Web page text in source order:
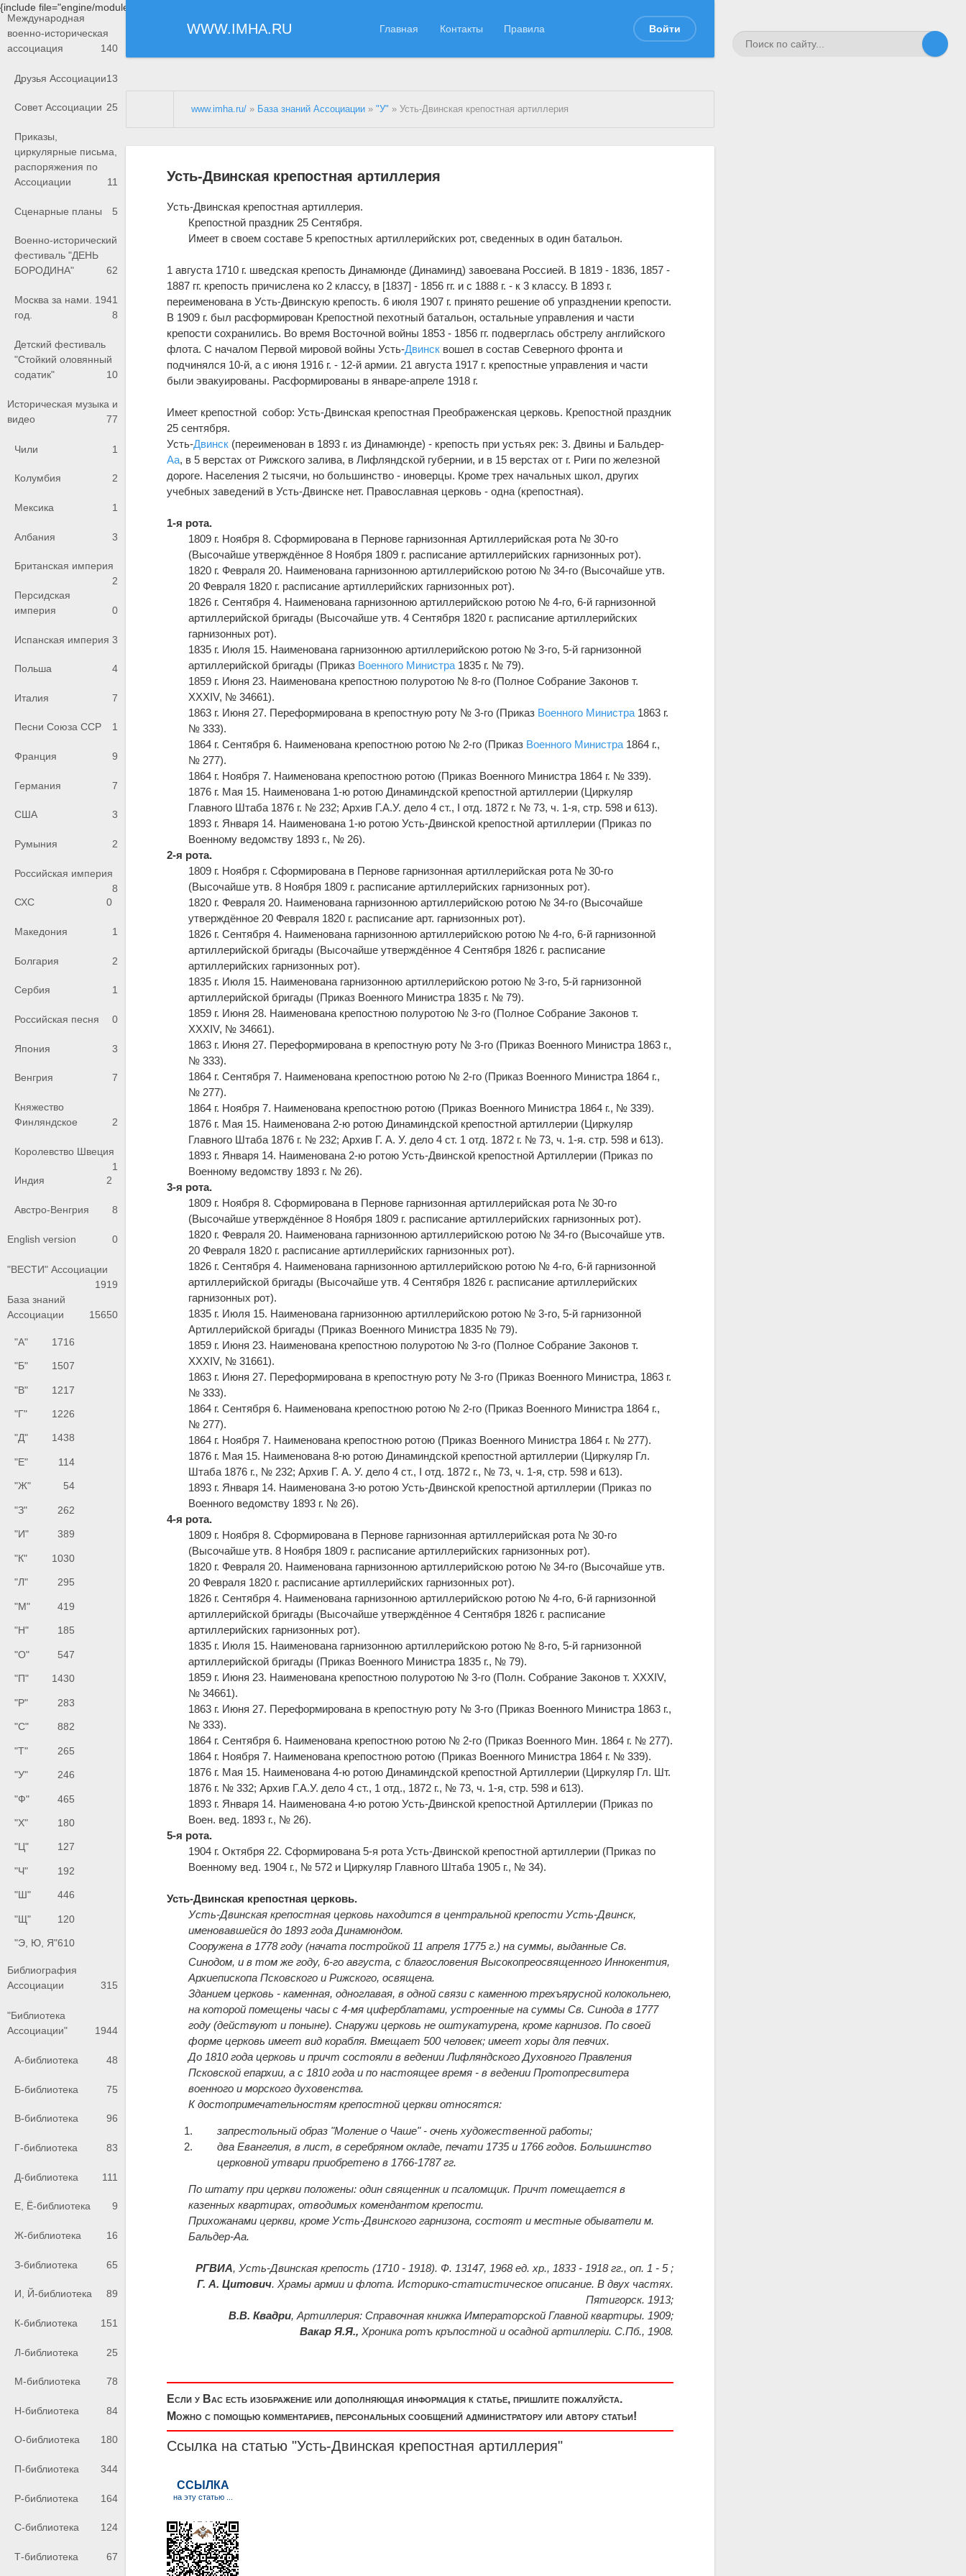
{include file="engine/modules/saperu/head.php"}
WWW.IMHA.RU Главная Контакты Правила Войти
Международная
военно-историческая
ассоциация
140
Друзья Ассоциации13
Совет Ассоциации 25
Приказы,
циркулярные письма,
распоряжения по
Ассоциации
11
Сценарные планы 5
Военно-исторический
фестиваль "ДЕНЬ
БОРОДИНА"
62
Москва за нами. 1941
год.
8
Детский фестиваль
"Стойкий оловянный
содатик"
10
Историческая музыка и
видео
77
Чили 1
Колумбия 2
Мексика 1
Албания 3
Британская империя
2
Персидская
империя
0
Испанская империя 3
Польша 4
Италия 7
Песни Союза ССР 1
Франция 9
Германия 7
США 3
Румыния 2
Российская империя
8
СХС
0
Македония 1
Болгария 2
Сербия 1
Российская песня 0
Япония 3
Венгрия 7
Княжество
Финляндское
2
Королевство Швеция
1
Индия
2
Австро-Венгрия 8
English version 0
"ВЕСТИ" Ассоциации
1919
База знаний
Ассоциации
15650
"А" 1716
"Б" 1507
"В" 1217
"Г" 1226
"Д" 1438
"Е" 114
"Ж" 54
"З" 262
"И" 389
"К" 1030
"Л" 295
"М" 419
"Н" 185
"О" 547
"П" 1430
"Р" 283
"С" 882
"Т" 265
"У" 246
"Ф" 465
"Х" 180
"Ц" 127
"Ч" 192
"Ш" 446
"Щ" 120
"Э, Ю, Я"610
Библиография
Ассоциации
315
"Библиотека
Ассоциации"
1944
А-библиотека 48
Б-библиотека 75
В-библиотека 96
Г-библиотека 83
Д-библиотека 111
Е, Ё-библиотека 9
Ж-библиотека 16
З-библиотека 65
И, Й-библиотека 89
К-библиотека 151
Л-библиотека 25
М-библиотека 78
Н-библиотека 84
О-библиотека 180
П-библиотека 344
Р-библиотека 164
С-библиотека 124
Т-библиотека 67
www.imha.ru/ » База знаний Ассоциации »"У" » Усть-Двинская крепостная артиллерия
Усть-Двинская крепостная артиллерия
Усть-Двинская крепостная артиллерия.
Крепостной праздник 25 Сентября.
Имеет в своем составе 5 крепостных артиллерийских рот, сведенных в один батальон.
1 августа 1710 г. шведская крепость Динамюнде (Динаминд) завоевана Россией. В 1819 - 1836, 1857 -
1887 гг. крепость причислена ко 2 классу, в [1837] - 1856 гг. и с 1888 г. - к 3 классу. В 1893 г.
переименована в Усть-Двинскую крепость. 6 июля 1907 г. принято решение об упразднении крепости.
В 1909 г. был расформирован Крепостной пехотный батальон, остальные управления и части
крепости сохранились. Во время Восточной войны 1853 - 1856 гг. подверглась обстрелу английского
флота. С началом Первой мировой войны Усть-Двинск вошел в состав Северного фронта и
подчинялся 10-й, а с июня 1916 г. - 12-й армии. 21 августа 1917 г. крепостные управления и части
были эвакуированы. Расформированы в январе-апреле 1918 г.
Имеет крепостной собор: Усть-Двинская крепостная Преображенская церковь. Крепостной праздник
25 сентября.
Усть-Двинск (переименован в 1893 г. из Динамюнде) - крепость при устьях рек: З. Двины и Бальдер-
Аа, в 5 верстах от Рижского залива, в Лифляндской губернии, и в 15 верстах от г. Риги по железной
дороге. Населения 2 тысячи, но большинство - иноверцы. Кроме трех начальных школ, других
учебных заведений в Усть-Двинске нет. Православная церковь - одна (крепостная).
1-я рота.
1809 г. Ноября 8. Сформирована в Пернове гарнизонная Артиллерийская рота № 30-го
(Высочайше утверждённое 8 Ноября 1809 г. расписание артиллерийских гарнизонных рот).
1820 г. Февраля 20. Наименована гарнизонною артиллерийскою ротою № 34-го (Высочайше утв.
20 Февраля 1820 г. расписание артиллерийских гарнизонных рот).
1826 г. Сентября 4. Наименована гарнизонною артиллерийскою ротою № 4-го, 6-й гарнизонной
артиллерийской бригады (Высочайше утв. 4 Сентября 1820 г. расписание артиллерийских
гарнизонных рот).
1835 г. Июля 15. Наименована гарнизонною артиллерийскою ротою № 3-го, 5-й гарнизонной
артиллерийской бригады (Приказ Военного Министра 1835 г. № 79).
1859 г. Июня 23. Наименована крепостною полуротою № 8-го (Полное Собрание Законов т.
XXXIV, № 34661).
1863 г. Июня 27. Переформирована в крепостную роту № 3-го (Приказ Военного Министра 1863 г.
№ 333).
1864 г. Сентября 6. Наименована крепостною ротою № 2-го (Приказ Военного Министра 1864 г.,
№ 277).
1864 г. Ноября 7. Наименована крепостною ротою (Приказ Военного Министра 1864 г. № 339).
1876 г. Мая 15. Наименована 1-ю ротою Динаминдской крепостной артиллерии (Циркуляр
Главного Штаба 1876 г. № 232; Архив Г.А.У. дело 4 ст., I отд. 1872 г. № 73, ч. 1-я, стр. 598 и 613).
1893 г. Января 14. Наименована 1-ю ротою Усть-Двинской крепостной артиллерии (Приказ по
Военному ведомству 1893 г., № 26).
2-я рота.
1809 г. Ноября г. Сформирована в Пернове гарнизонная артиллерийская рота № 30-го
(Высочайше утв. 8 Ноября 1809 г. расписание артиллерийских гарнизонных рот).
1820 г. Февраля 20. Наименована гарнизонною артиллерийскою ротою № 34-го (Высочайше
утверждённое 20 Февраля 1820 г. расписание арт. гарнизонных рот).
1826 г. Сентября 4. Наименована гарнизонною артиллерийскою ротою № 4-го, 6-й гарнизонной
артиллерийской бригады (Высочайше утверждённое 4 Сентября 1826 г. расписание
артиллерийских гарнизонных рот).
1835 г. Июля 15. Наименована гарнизонною артиллерийскою ротою № 3-го, 5-й гарнизонной
артиллерийской бригады (Приказ Военного Министра 1835 г. № 79).
1859 г. Июня 28. Наименована крепостною полуротою № 3-го (Полное Собрание Законов т.
XXXIV, № 34661).
1863 г. Июня 27. Переформирована в крепостную роту № 3-го (Приказ Военного Министра 1863 г.,
№ 333).
1864 г. Сентября 7. Наименована крепостною ротою № 2-го (Приказ Военного Министра 1864 г.,
№ 277).
1864 г. Ноября 7. Наименована крепостною ротою (Приказ Военного Министра 1864 г., № 339).
1876 г. Мая 15. Наименована 2-ю ротою Динаминдской крепостной артиллерии (Циркуляр
Главного Штаба 1876 г. № 232; Архив Г. А. У. дело 4 ст. 1 отд. 1872 г. № 73, ч. 1-я. стр. 598 и 613).
1893 г. Января 14. Наименована 2-ю ротою Усть-Двинской крепостной Артиллерии (Приказ по
Военному ведомству 1893 г. № 26).
3-я рота.
1809 г. Ноября 8. Сформирована в Пернове гарнизонная артиллерийская рота № 30-го
(Высочайше утверждённое 8 Ноября 1809 г. расписание артиллерийских гарнизонных рот).
1820 г. Февраля 20. Наименована гарнизонною артиллерийскою ротою № 34-го (Высочайше утв.
20 Февраля 1820 г. расписание артиллерийских гарнизонных рот).
1826 г. Сентября 4. Наименована гарнизонною артиллерийскою ротою № 4-го, 6-й гарнизонной
артиллерийской бригады (Высочайше утв. 4 Сентября 1826 г. расписание артиллерийских
гарнизонных рот).
1835 г. Июля 15. Наименована гарнизонною артиллерийскою ротою № 3-го, 5-й гарнизонной
Артиллерийской бригады (Приказ Военного Министра 1835 № 79).
1859 г. Июня 23. Наименована крепостною полуротою № 3-го (Полное Собрание Законов т.
XXXIV, № 31661).
1863 г. Июня 27. Переформирована в крепостную роту № 3-го (Приказ Военного Министра, 1863 г.
№ 333).
1864 г. Сентября 6. Наименована крепостною ротою № 2-го (Приказ Военного Министра 1864 г.,
№ 277).
1864 г. Ноября 7. Наименована крепостною ротою (Приказ Военного Министра 1864 г. № 277).
1876 г. Мая 15. Наименована 8-ю ротою Динаминдской крепостной артиллерии (Циркуляр Гл.
Штаба 1876 г., № 232; Архив Г. А. У. дело 4 ст., I отд. 1872 г., № 73, ч. 1-я, стр. 598 и 613).
1893 г. Января 14. Наименована 3-ю ротою Усть-Двинской крепостной артиллерии (Приказ по
Военного ведомству 1893 г. № 26).
4-я рота.
1809 г. Ноября 8. Сформирована в Пернове гарнизонная артиллерийская рота № 30-го
(Высочайше утв. 8 Ноября 1809 г. расписание артиллерийских гарнизонных рот).
1820 г. Февраля 20. Наименована гарнизонною артиллерийскою ротою № 34-го (Высочайше утв.
20 Февраля 1820 г. расписание артиллерийских гарнизонных рот).
1826 г. Сентября 4. Наименована гарнизонною артиллерийскою ротою № 4-го, 6-й гарнизонной
артиллерийской бригады (Высочайше утверждённое 4 Сентября 1826 г. расписание
артиллерийских гарнизонных рот).
1835 г. Июля 15. Наименована гарнизонною артиллерийскою ротою № 8-го, 5-й гарнизонной
артиллерийской бригады (Приказ Военного Министра 1835 г., № 79).
1859 г. Июня 23. Наименована крепостною полуротою № 3-го (Полн. Собрание Законов т. XXXIV,
№ 34661).
1863 г. Июня 27. Переформирована в крепостную роту № 3-го (Приказ Военного Министра 1863 г.,
№ 333).
1864 г. Сентября 6. Наименована крепостною ротою № 2-го (Приказ Военного Мин. 1864 г. № 277).
1864 г. Ноября 7. Наименована крепостною ротою (Приказ Военного Министра 1864 г. № 339).
1876 г. Мая 15. Наименована 4-ю ротою Динаминдской крепостной Артиллерии (Циркуляр Гл. Шт.
1876 г. № 332; Архив Г.А.У. дело 4 ст., 1 отд., 1872 г., № 73, ч. 1-я, стр. 598 и 613).
1893 г. Января 14. Наименована 4-ю ротою Усть-Двинской крепостной Артиллерии (Приказ по
Воен. вед. 1893 г., № 26).
5-я рота.
1904 г. Октября 22. Сформирована 5-я рота Усть-Двинской крепостной артиллерии (Приказ по
Военному вед. 1904 г., № 572 и Циркуляр Главного Штаба 1905 г., № 34).
Усть-Двинская крепостная церковь.
Усть-Двинская крепостная церковь находится в центральной крепости Усть-Двинск,
именовавшейся до 1893 года Динамюндом.
Сооружена в 1778 году (начата постройкой 11 апреля 1775 г.) на суммы, выданные Св.
Синодом, и в том же году, 6-го августа, с благословения Высокопреосвященного Иннокентия,
Архиепископа Псковского и Рижского, освящена.
Зданием церковь - каменная, одноглавая, в одной связи с каменною трехъярусной колокольнею,
на которой помещены часы с 4-мя циферблатами, устроенные на суммы Св. Синода в 1777
году (действуют и поныне). Снаружи церковь не оштукатурена, кроме карнизов. По своей
форме церковь имеет вид корабля. Вмещает 500 человек; имеет хоры для певчих.
До 1810 года церковь и причт состояли в ведении Лифляндского Духовного Правления
Псковской епархии, а с 1810 года и по настоящее время - в ведении Протопресвитера
военного и морского духовенства.
К достопримечательностям крепостной церкви относятся:
запрестольный образ "Моление о Чаше" - очень художественной работы;
два Евангелия, в лист, в серебряном окладе, печати 1735 и 1766 годов. Большинство
церковной утвари приобретено в 1766-1787 гг.
По штату при церкви положены: один священник и псаломщик. Причт помещается в
казенных квартирах, отводимых комендантом крепости.
Прихожанами церкви, кроме Усть-Двинского гарнизона, состоят и местные обыватели м.
Бальдер-Аа.
РГВИА, Усть-Двинская крепость (1710 - 1918). Ф. 13147, 1968 ед. хр., 1833 - 1918 гг., оп. 1 - 5 ;
Г. А. Цитович. Храмы армии и флота. Историко-статистическое описание. В двух частях.
Пятигорск. 1913;
В.В. Квадри, Артиллерия: Справочная книжка Императорской Главной квартиры. 1909;
Вакар Я.Я., Хроника ротъ кръпостной и осадной артиллерiи. С.Пб., 1908.
Если у Вас есть изображение или дополняющая информация к статье, пришлите пожалуйста.
Можно с помощью комментариев, персональных сообщений администратору или автору статьи!
Ссылка на статью "Усть-Двинская крепостная артиллерия"